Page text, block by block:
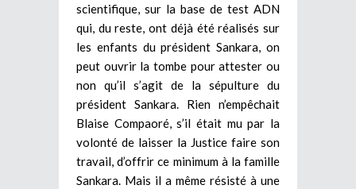
scientifique, sur la base de test ADN
qui, du reste, ont déjà été réalisés sur
les enfants du président Sankara, on
peut ouvrir la tombe pour attester ou
non qu’il s’agit de la sépulture du
président Sankara. Rien n’empêchait
Blaise Compaoré, s’il était mu par la
volonté de laisser la Justice faire son
travail, d’offrir ce minimum à la famille
Sankara. Mais il a même résisté à une